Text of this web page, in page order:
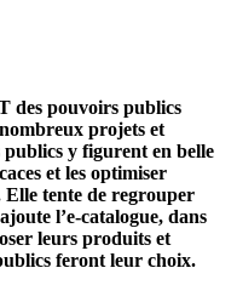
des pouvoirs publics
projets et
y figurent en belle
et les optimiser
Elle tente de regrouper
l’e-catalogue, dans
leurs produits et
feront leur choix.